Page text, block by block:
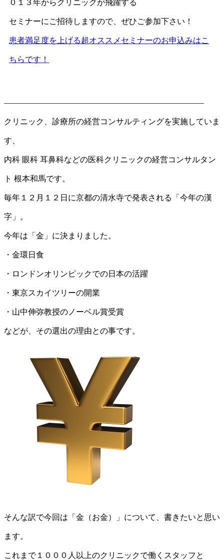
０１３年からクリニックが飛躍する
セミナーにご招待しますので、ぜひご参加下さい！
患者満足度を上げる超オススメセミナーのお申込みはこ
ちらです！
—————————————————————————
クリニック、診療所の経営コンサルティングを実施していま
す、
内科 眼科 耳鼻科などの医科クリニックの経営コンサルタン
ト 根本和馬です。
毎年１２月１２日に京都の清水寺で発表される「今年の漢
字」。
今年は「金」に決まりました。
・金環日食
・ロンドンオリンピックでの日本の活躍
・東京スカイツリーの開業
・山中伸弥教授のノーベル賞受賞
などが、その選出の理由との事です。
そんな訳で今回は「金（お金）」について、書きたいと思い
ます。
これまで１０００人以上のクリニックで働くスタッフと